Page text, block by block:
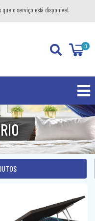
que o serviço está disponível.
0